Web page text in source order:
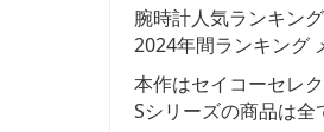
腕時計人気ランキン
2024年間ランキング
本作はセイコーセレ
Sシリーズの商品は